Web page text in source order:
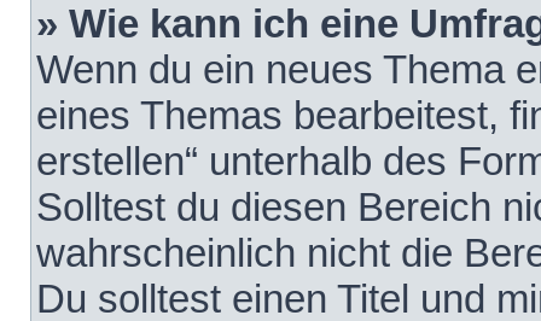
» Wie kann ich eine
Wenn du ein neues Thema
eines Themas bearbeitest,
erstellen“ unterhalb des
Solltest du diesen Bereich
wahrscheinlich nicht die
Du solltest einen Titel und